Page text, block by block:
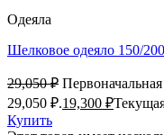
Одеяла
Шелковое одеяло 150/
29,050₽
29,050 ₽.19,300 ₽
Купить